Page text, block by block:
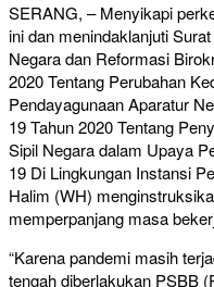
SERANG, – Menyikapi
ini dan menindaklanjuti
Negara dan Reformasi
2020 Tentang Perubahan
Pendayagunaan Aparatur
19 Tahun 2020 Tentang
Sipil Negara dalam Upaya
19 Di Lingkungan Instansi
Halim (WH)
memperpanjang masa
“Karena pandemi masih
tengah diberlakukan PSBB